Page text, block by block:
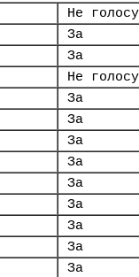
Не
За
За
Не
За
За
За
За
За
За
За
За
За